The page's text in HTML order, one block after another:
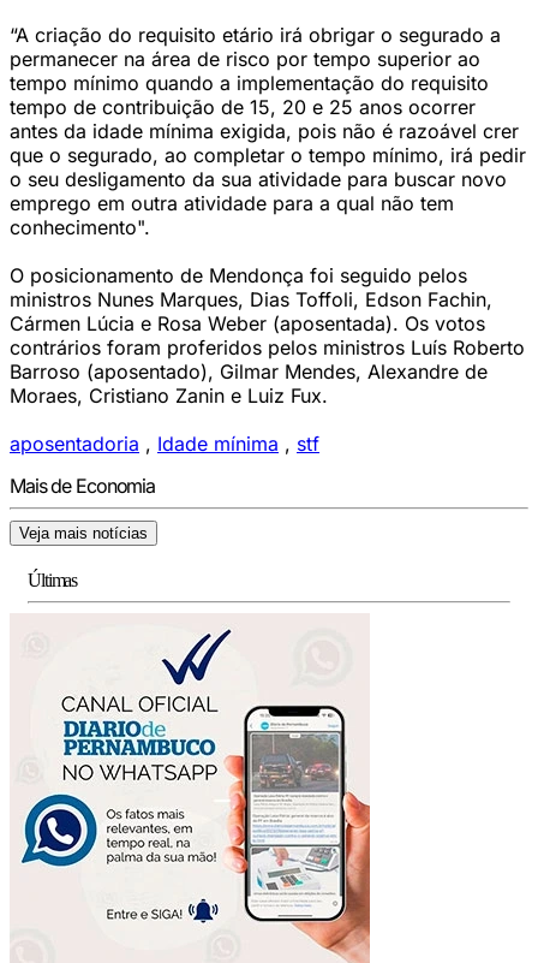
“A criação do requisito etário irá obrigar o segurado a
permanecer na área de risco por tempo superior ao
tempo mínimo quando a implementação do requisito
tempo de contribuição de 15, 20 e 25 anos ocorrer
antes da idade mínima exigida, pois não é razoável crer
que o segurado, ao completar o tempo mínimo, irá pedir
o seu desligamento da sua atividade para buscar novo
emprego em outra atividade para a qual não tem
conhecimento".
O posicionamento de Mendonça foi seguido pelos
ministros Nunes Marques, Dias Toffoli, Edson Fachin,
Cármen Lúcia e Rosa Weber (aposentada). Os votos
contrários foram proferidos pelos ministros Luís Roberto
Barroso (aposentado), Gilmar Mendes, Alexandre de
Moraes, Cristiano Zanin e Luiz Fux.
aposentadoria , Idade mínima , stf
Mais de Economia
Veja mais notícias
Últimas